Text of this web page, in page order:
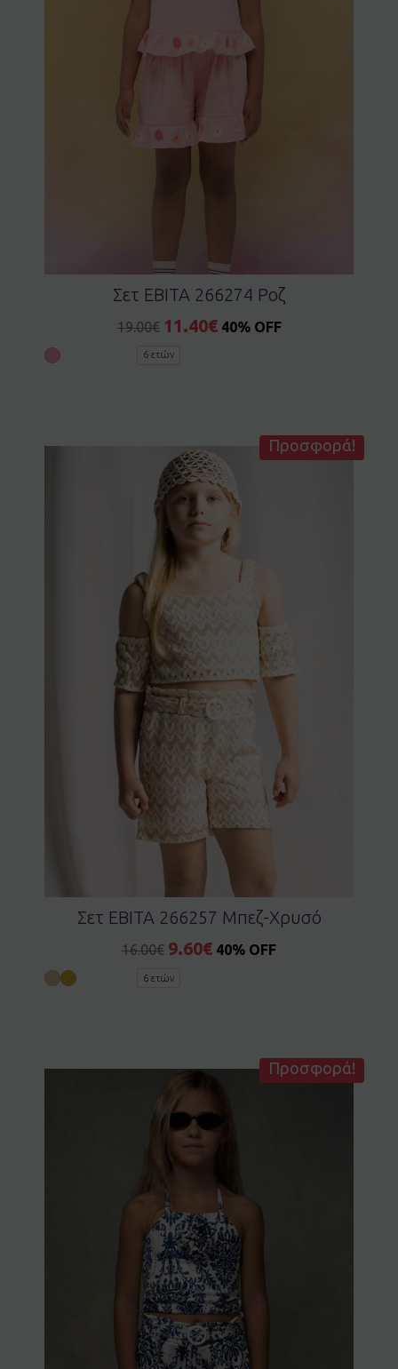
Σετ EBITA 266274 Ροζ
19.00€ 11.40€ 40% OFF
6 ετών
Προσφορά!
Σετ EBITA 266257 Μπεζ-Χρυσό
16.00€ 9.60€ 40% OFF
6 ετών
Προσφορά!